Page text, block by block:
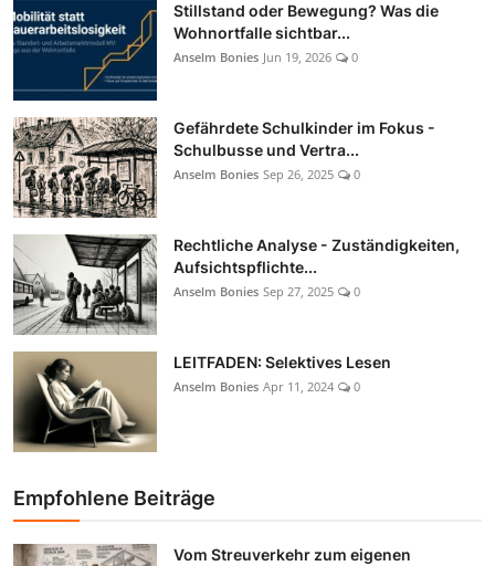
Stillstand oder Bewegung? Was die
Wohnortfalle sichtbar...
Anselm Bonies Jun 19, 2026 0
Gefährdete Schulkinder im Fokus -
Schulbusse und Vertra...
Anselm Bonies Sep 26, 2025 0
Rechtliche Analyse - Zuständigkeiten,
Aufsichtspflichte...
Anselm Bonies Sep 27, 2025 0
LEITFADEN: Selektives Lesen
Anselm Bonies Apr 11, 2024 0
Empfohlene Beiträge
Vom Streuverkehr zum eigenen